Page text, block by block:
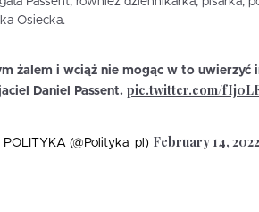
Osiecka.
żalem i wciąż nie mogąc w to uwierzyć
Daniel Passent. pic.twitter.com/
(@Polityka_pl) February 14, 2022